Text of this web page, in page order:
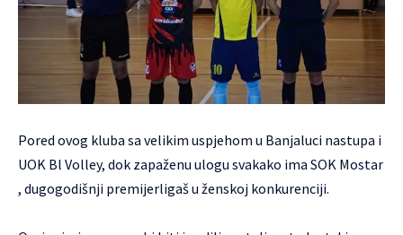
Pored ovog kluba sa velikim uspjehom u Banjaluci nastupa i
UOK Bl Volley, dok zapaženu ulogu svakako ima SOK Mostar
, dugogodišnji premijerligaš u ženskoj konkurenciji.